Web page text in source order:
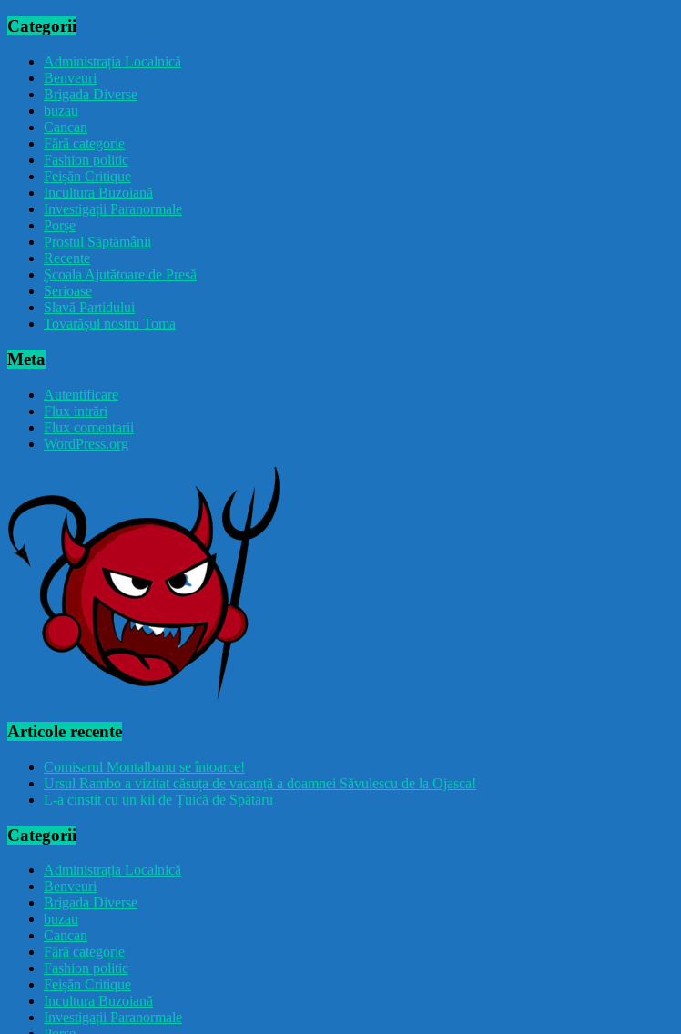
Categorii
Administrația Localnică
Benveuri
Brigada Diverse
buzau
Cancan
Fără categorie
Fashion politic
Feișăn Critique
Incultura Buzoiană
Investigații Paranormale
Porșe
Prostul Săptămânii
Recente
Școala Ajutătoare de Presă
Serioase
Slavă Partidului
Tovarășul nostru Toma
Meta
Autentificare
Flux intrări
Flux comentarii
WordPress.org
Articole recente
Comisarul Montalbanu se întoarce!
Ursul Rambo a vizitat căsuța de vacanță a doamnei Săvulescu de la Ojasca!
L-a cinstit cu un kil de Țuică de Spătaru
Categorii
Administrația Localnică
Benveuri
Brigada Diverse
buzau
Cancan
Fără categorie
Fashion politic
Feișăn Critique
Incultura Buzoiană
Investigații Paranormale